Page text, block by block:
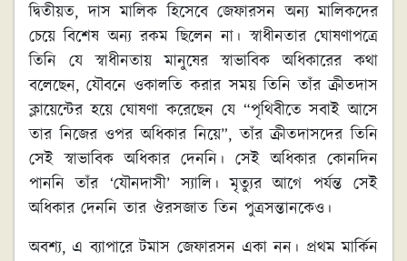
দ্বিতীয়ত, দাস মালিক হিসেবে জেফারসন অন্য মালিকদের
চেয়ে বিশেষ অন্য রকম ছিলেন না। স্বাধীনতার ঘোষণাপত্রে
তিনি যে স্বাধীনতায় মানুষের স্বাভাবিক অধিকারের কথা
বলেছেন, যৌবনে ওকালতি করার সময় তিনি তাঁর ক্রীতদাস
ক্লায়েন্টের হয়ে ঘোষণা করেছেন যে “পৃথিবীতে সবাই আসে
তার নিজের ওপর অধিকার নিয়ে”, তাঁর ক্রীতদাসদের তিনি
সেই স্বাভাবিক অধিকার দেননি। সেই অধিকার কোনদিন
পাননি তাঁর ‘যৌনদাসী’ স্যালি। মৃত্যুর আগে পর্যন্ত সেই
অধিকার দেননি তার ঔরসজাত তিন পুত্রসন্তানকেও।
অবশ্য, এ ব্যাপারে টমাস জেফারসন একা নন। প্রথম মার্কিন